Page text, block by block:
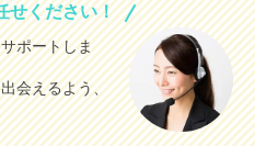
せください！
ポートしま
会えるよう、